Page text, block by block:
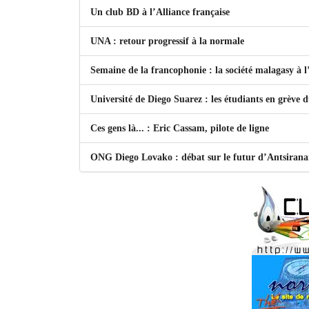
Un club BD à l’Alliance française
UNA : retour progressif à la normale
Semaine de la francophonie : la société malagasy à
Université de Diego Suarez : les étudiants en grève
Ces gens là... : Eric Cassam, pilote de ligne
ONG Diego Lovako : débat sur le futur